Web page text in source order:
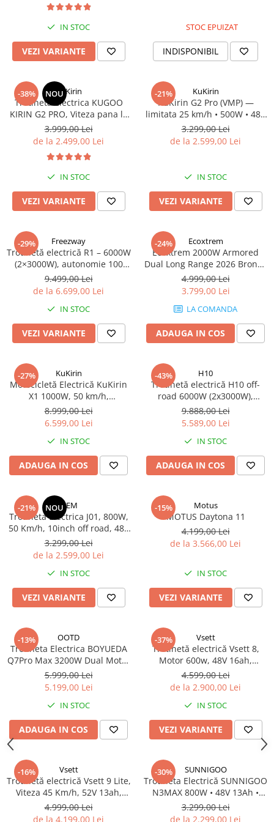
Electronică
Acceleratoare & comenzi
Lumini / iluminare
Motoare
Cabluri motoare
Senzori Hall
Controlere & Conversoare DC/DC
Încărcătoare
Prize de încărcare
Componente baterii
Localizatoare GPS
Mecanică
Furci / mânere principale &
secundare
Pliere, pasadores & tije
Crickuri / suporturi parcare
Rulmenți
Transmisii & lanțuri
Claxoane / sonerii (timbres)
Discuri de frana
Etrieri
Manete de frână
Consumabile & Unelte
Conectori
Organizatoare cabluri
Rulouri de nichel
Șuruburi / kituri prindere
Publicitate & elemente expo
IN STOC
VEZI VARIANTE
STOC EPUIZAT
INDISPONIBIL
-38% NOUKuKirin
Trotineta Electrica KUGOO
KIRIN G2 PRO, Viteza pana la
45km/h, Autonomie 55Km,
Motor 600W, 48V 15Ah
3.999,00 Lei
de la 2.499,00 Lei
IN STOC
VEZI VARIANTE
-21% KuKirin
KuKirin G2 Pro (VMP) —
limitata 25 km/h • 500W • 48V
15.6Ah • Omologata DGT
3.299,00 Lei
de la 2.599,00 Lei
IN STOC
VEZI VARIANTE
-29% Freezway
Trotinetă electrică R1 – 6000W
(2×3000W), autonomie 100
km, viteză 90 km/h, suspensie
dublă, frâne hidraulice
9.499,00 Lei
de la 6.699,00 Lei
IN STOC
VEZI VARIANTE
-24% Ecoxtrem
Ecoxtrem 2000W Armored
Dual Long Range 2026 Bronze
60V 20Ah
4.999,00 Lei
3.799,00 Lei
LA COMANDA
ADAUGA IN COS
-27% KuKirin
Motocicletă Electrică KuKirin
X1 1000W, 50 km/h,
Autonomie 60 km, Baterie 48V
20.8Ah, Off-Road – Gri/Negru
8.999,00 Lei
6.599,00 Lei
IN STOC
ADAUGA IN COS
-43% H10
Trotinetă electrică H10 off-
road 6000W (2x3000W),
baterie 60V 28Ah, viteză până
la 75 km/h, autonomie 70 km,
suspensie dublă, roți CST 12”
9.888,00 Lei
5.589,00 Lei
IN STOC
ADAUGA IN COS
-21% NOUOEM
Trotineta Electrica J01, 800W,
50 Km/h, 10inch off road, 48v
15ah, 60 Km
3.299,00 Lei
de la 2.599,00 Lei
IN STOC
VEZI VARIANTE
-15% Motus
MOTUS Daytona 11
4.199,00 Lei
de la 3.566,00 Lei
IN STOC
VEZI VARIANTE
-13% OOTD
Trotineta Electrica BOYUEDA
Q7Pro Max 3200W Dual Motor
52V 28Ah – Viteza 70km/h,
Autonomie 90-110km, NFC +
App Control, Roti 10 Inch,
Frane Hidraulice, Suspensie
Hidraulica, USB, Pliabila
5.999,00 Lei
5.199,00 Lei
IN STOC
ADAUGA IN COS
-37% Vsett
Trotinetă electrică Vsett 8,
Motor 600w, 48V 16ah,
Autonomie 80 km
4.599,00 Lei
de la 2.900,00 Lei
IN STOC
VEZI VARIANTE
-16% Vsett
Trotinetă electrică Vsett 9 Lite,
Viteza 45 Km/h, 52V 13ah,
Lumini LED
4.999,00 Lei
de la 4.199,00 Lei
-30% SUNNIGOO
Trotineta Electrică SUNNIGOO
N3MAX 800W • 48V 13Ah •
45km/h • 10” Off-Road • Cu Șa
3.299,00 Lei
de la 2.299,00 Lei